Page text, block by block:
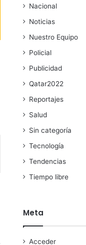
Nacional
Noticias
Nuestro Equipo
Policial
Publicidad
Qatar2022
Reportajes
Salud
Sin categoría
Tecnología
Tendencias
Tiempo libre
Meta
Acceder